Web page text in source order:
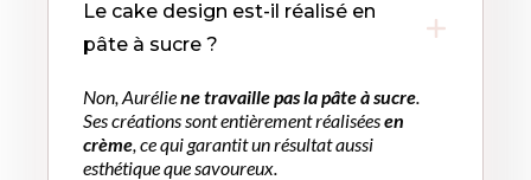
Le cake design est-il réalisé en
pâte à sucre ?
Non, Auréliene travaille pas la pâte à sucre.
Ses créations sont entièrement réaliséesen
crème, ce qui garantit un résultat aussi
esthétique que savoureux.